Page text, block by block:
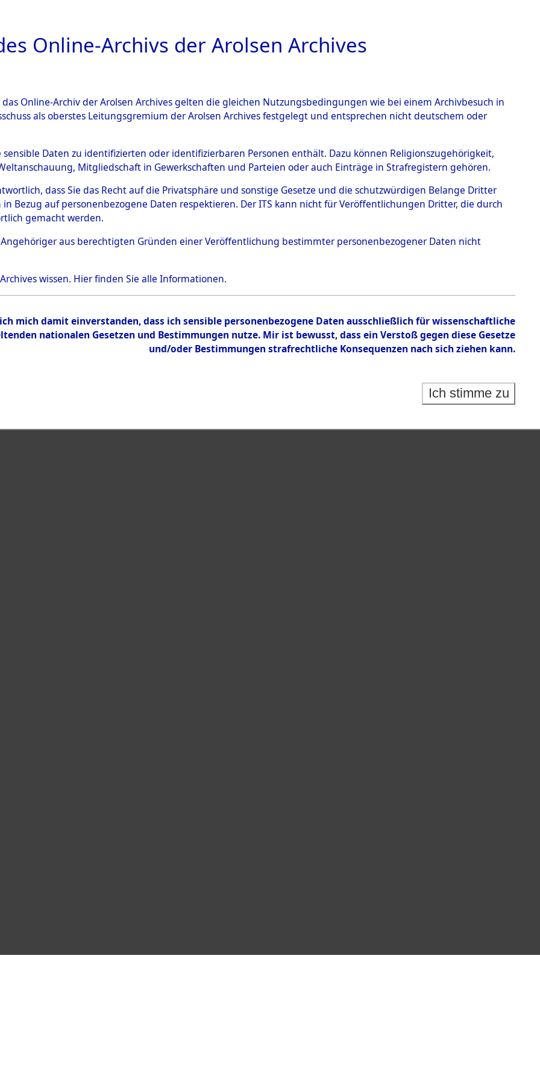
ARCHIVALE ÜBERSICHT BILD
Biedenkopf→0013 (101100352)
0013 (101100352)
Übergeordnetes
Hessen
Inhalt
Zur Übersicht
Online-Archivs der Arolsen Archives
Online-Archiv der Arolsen Archives gelten die gleichen Nutzungsbedingungen wie bei einem Archivbesuch in
als oberstes Leitungsgremium der Arolsen Archives festgelegt und entsprechen nicht deutschem oder
sensible Daten zu identifizierten oder identifizierbaren Personen enthält. Dazu können Religionszugehörigkeit,
Mitgliedschaft in Gewerkschaften und Parteien oder auch Einträge in Strafregistern gehören.
dass Sie das Recht auf die Privatsphäre und sonstige Gesetze und die schutzwürdigen Belange Dritter
Bezug auf personenbezogene Daten respektieren. Der ITS kann nicht für Veröffentlichungen Dritter, die durch
gemacht werden.
Angehöriger aus berechtigten Gründen einer Veröffentlichung bestimmter personenbezogener Daten nicht
wissen. Hierfinden Sie alle Informationen.
mich damit einverstanden, dass ich sensible personenbezogene Daten ausschließlich für wissenschaftliche
nationalen Gesetzen und Bestimmungen nutze. Mir ist bewusst, dass ein Verstoß gegen diese Gesetze
und/oder Bestimmungen strafrechtliche Konsequenzen nach sich ziehen kann.
Ich stimme zu